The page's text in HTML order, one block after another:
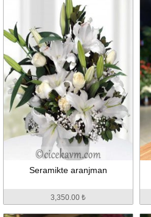
Seramikte aranjman
3,350.00 ₺